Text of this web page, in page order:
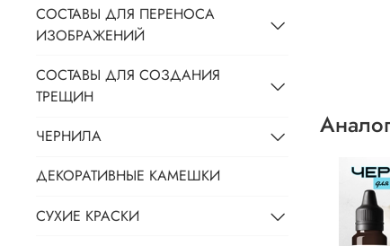
СОСТАВЫ ДЛЯ ПЕРЕНОСА
ИЗОБРАЖЕНИЙ
СОСТАВЫ ДЛЯ СОЗДАНИЯ
ТРЕЩИН
ЧЕРНИЛА
ДЕКОРАТИВНЫЕ КАМЕШКИ
СУХИЕ КРАСКИ